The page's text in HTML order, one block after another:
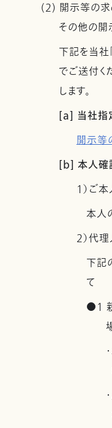
(2) 開示等の求
その他の
下記を当社
でご送付く
します。
[a] 当社指
開示等
[b] 本人確
1）ご
本人
2）代
下記
て
●1